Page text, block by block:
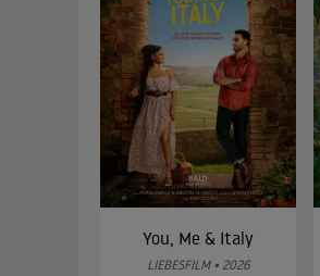
You, Me & Italy
LIEBESFILM • 2026